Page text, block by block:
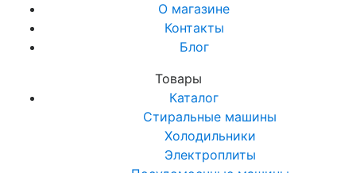
О магазине
Контакты
Блог
Товары
Каталог
Стиральные машины
Холодильники
Электроплиты